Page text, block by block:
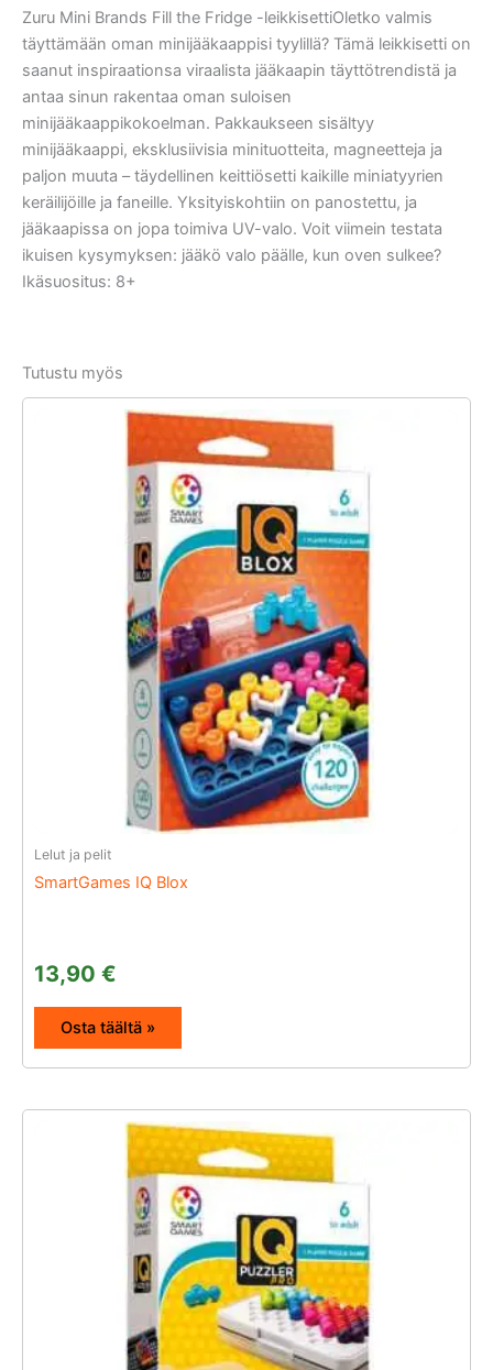
Zuru Mini Brands Fill the Fridge -leikkisettiOletko valmis
täyttämään oman minijääkaappisi tyylillä? Tämä leikkisetti on
saanut inspiraationsa viraalista jääkaapin täyttötrendistä ja
antaa sinun rakentaa oman suloisen
minijääkaappikokoelman. Pakkaukseen sisältyy
minijääkaappi, eksklusiivisia minituotteita, magneetteja ja
paljon muuta – täydellinen keittiösetti kaikille miniatyyrien
keräilijöille ja faneille. Yksityiskohtiin on panostettu, ja
jääkaapissa on jopa toimiva UV-valo. Voit viimein testata
ikuisen kysymyksen: jääkö valo päälle, kun oven sulkee?
Ikäsuositus: 8+
Tutustu myös
Lelut ja pelit
SmartGames IQ Blox
13,90 €
Osta täältä »